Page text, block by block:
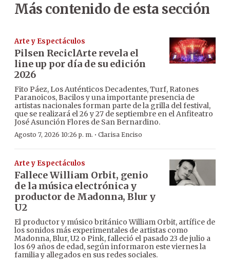
Más contenido de esta sección
Arte y Espectáculos
Pilsen ReciclArte revela el
line up por día de su edición
2026
Fito Páez, Los Auténticos Decadentes, Turf, Ratones
Paranoicos, Bacilos y una importante presencia de
artistas nacionales forman parte de la grilla del festival,
que se realizará el 26 y 27 de septiembre en el Anfiteatro
José Asunción Flores de San Bernardino.
Agosto 7, 2026 10:26 p. m. · Clarisa Enciso
Arte y Espectáculos
Fallece William Orbit, genio
de la música electrónica y
productor de Madonna, Blur y
U2
El productor y músico británico William Orbit, artífice de
los sonidos más experimentales de artistas como
Madonna, Blur, U2 o Pink, falleció el pasado 23 de julio a
los 69 años de edad, según informaron este viernes la
familia y allegados en sus redes sociales.